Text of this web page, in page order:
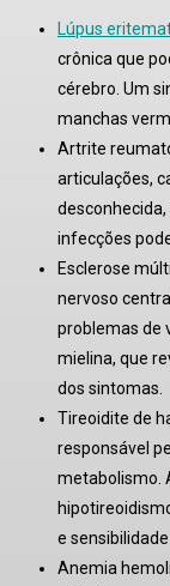
Lúpus
crônica que
cérebro . Um
manchas
Artrite
articulações,
infecções
Esclerose
nervoso
problemas de
mielina, que
dos sintomas
Tireoidite de
responsável
metabolismo.
e
Anemia